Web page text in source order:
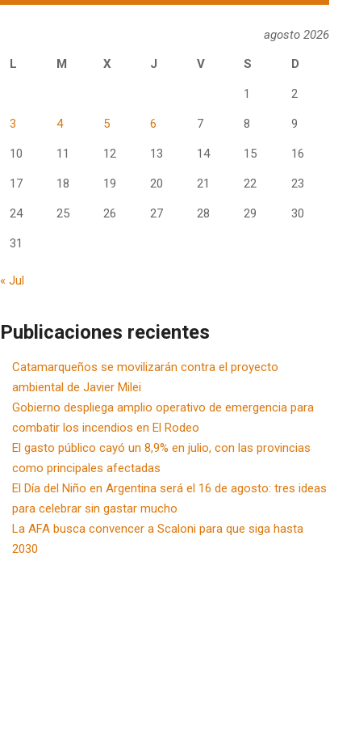
agosto 2026
L
M X J V S D
1 2
3 4 5 6 7 8 9
10 11 12 13 14 15 16
17 18 19 20 21 22 23
24 25 26 27 28 29 30
31
« Jul
Publicaciones recientes
Catamarqueños se movilizarán contra el proyecto
ambiental de Javier Milei
Gobierno despliega amplio operativo de emergencia para
combatir los incendios en El Rodeo
El gasto público cayó un 8,9% en julio, con las provincias
como principales afectadas
El Día del Niño en Argentina será el 16 de agosto: tres ideas
para celebrar sin gastar mucho
La AFA busca convencer a Scaloni para que siga hasta
2030